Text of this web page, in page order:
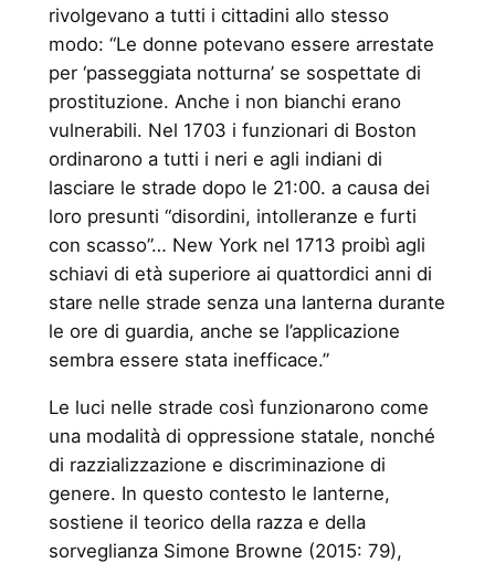
rivolgevano a tutti i cittadini allo stesso
modo: “Le donne potevano essere arrestate
per ‘passeggiata notturna’ se sospettate di
prostituzione. Anche i non bianchi erano
vulnerabili. Nel 1703 i funzionari di Boston
ordinarono a tutti i neri e agli indiani di
lasciare le strade dopo le 21:00. a causa dei
loro presunti “disordini, intolleranze e furti
con scasso”… New York nel 1713 proibì agli
schiavi di età superiore ai quattordici anni di
stare nelle strade senza una lanterna durante
le ore di guardia, anche se l’applicazione
sembra essere stata inefficace.”
Le luci nelle strade così funzionarono come
una modalità di oppressione statale, nonché
di razzializzazione e discriminazione di
genere. In questo contesto le lanterne,
sostiene il teorico della razza e della
sorveglianza Simone Browne (2015: 79),